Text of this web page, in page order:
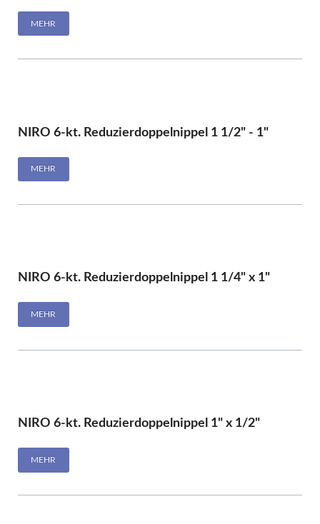
MEHR
NIRO 6-kt. Reduzierdoppelnippel 1 1/2" - 1"
MEHR
NIRO 6-kt. Reduzierdoppelnippel 1 1/4" x 1"
MEHR
NIRO 6-kt. Reduzierdoppelnippel 1" x 1/2"
MEHR